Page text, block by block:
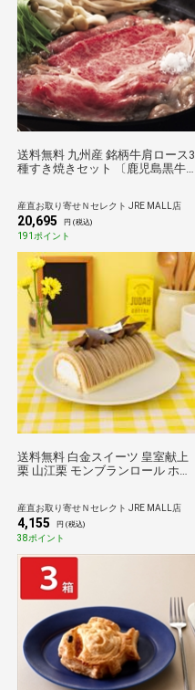
送料無料 九州産 銘柄牛肩ロース3
種すき焼きセット 〔鹿児島黒牛肩
400g〕 牛肉【北海道・沖縄・離
島 お届け不可】
産直お取り寄せＮセレクト JRE MALL店
20,695 円 (税込)
191ポイント
送料無料 白金スイーツ 皇室献上
栗 山江栗 モンブランロール ホー
産直お取り寄せＮセレクト JRE MALL店
4,155 円 (税込)
38ポイント